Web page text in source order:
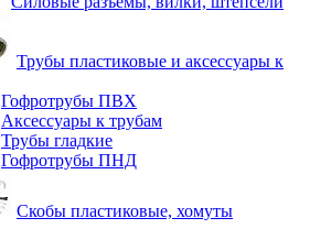
Трубы пластиковые и аксессуары к
Гофротрубы ПВХ
Аксессуары к трубам
Трубы гладкие
Гофротрубы ПНД
Скобы пластиковые, хомуты